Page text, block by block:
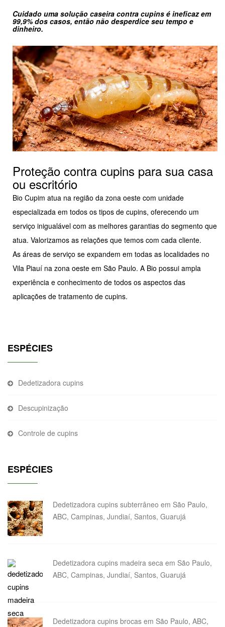
Cuidado uma solução caseira contra cupins é ineficaz em
99,9% dos casos, então não desperdice seu tempo e
dinheiro.
Proteção contra cupins para sua casa
ou escritório
Bio Cupim atua na região da zona oeste com unidade
especializada em todos os tipos de cupins, oferecendo um
serviço inigualável com as melhores garantias do segmento que
atua. Valorizamos as relações que temos com cada cliente.
As áreas de serviço se expandem em todas as localidades no
Vila Piauí na zona oeste em São Paulo. A Bio possui ampla
experiência e conhecimento de todos os aspectos das
aplicações de tratamento de cupins.
ESPÉCIES
Dedetizadora cupins
Descupinização
Controle de cupins
ESPÉCIES
Dedetizadora cupins subterrâneo em São Paulo,
ABC, Campinas, Jundiaí, Santos, Guarujá
Dedetizadora cupins madeira seca em São Paulo,
ABC, Campinas, Jundiaí, Santos, Guarujá
Dedetizadora cupins brocas em São Paulo, ABC,